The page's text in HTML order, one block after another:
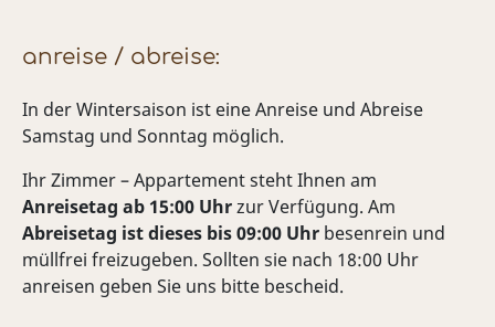
anreise / abreise:
In der Wintersaison ist eine Anreise und Abreise
Samstag und Sonntag möglich.
Ihr Zimmer – Appartement steht Ihnen am
Anreisetag ab 15:00 Uhrzur Verfügung. Am
Abreisetag ist dieses bis 09:00 Uhr besenrein und
müllfrei freizugeben. Sollten sie nach 18:00 Uhr
anreisen geben Sie uns bitte bescheid.